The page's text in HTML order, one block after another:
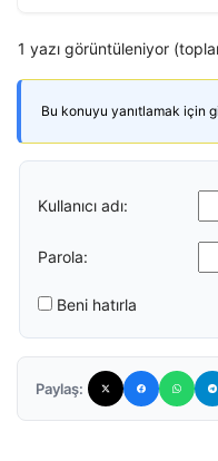
1 yazı görüntüleniyor
Bu konuyu yanıtlamak için
Kullanıcı adı:
Parola:
Beni hatırla
Paylaş: